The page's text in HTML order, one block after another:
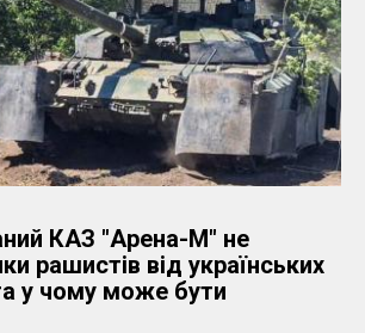
КАЗ "Арена-М" не
рашистів від українських
у чому може бути